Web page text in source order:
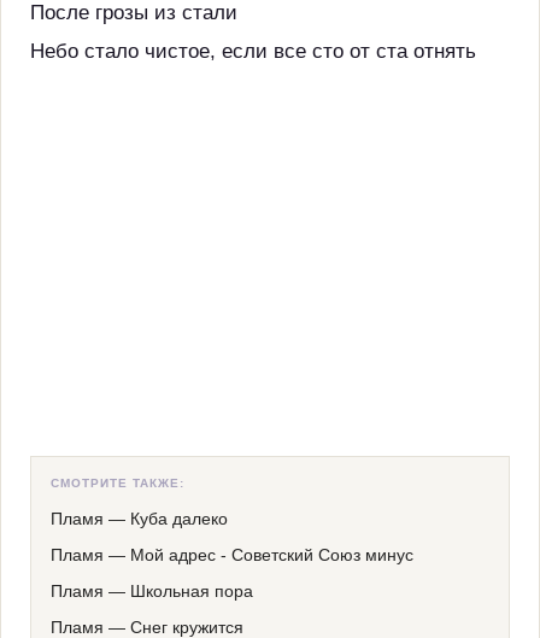
После грозы из стали
Небо стало чистое, если все сто от ста отнять
СМОТРИТЕ ТАКЖЕ:
Пламя — Куба далеко
Пламя — Мой адрес - Советский Союз минус
Пламя — Школьная пора
Пламя — Снег кружится